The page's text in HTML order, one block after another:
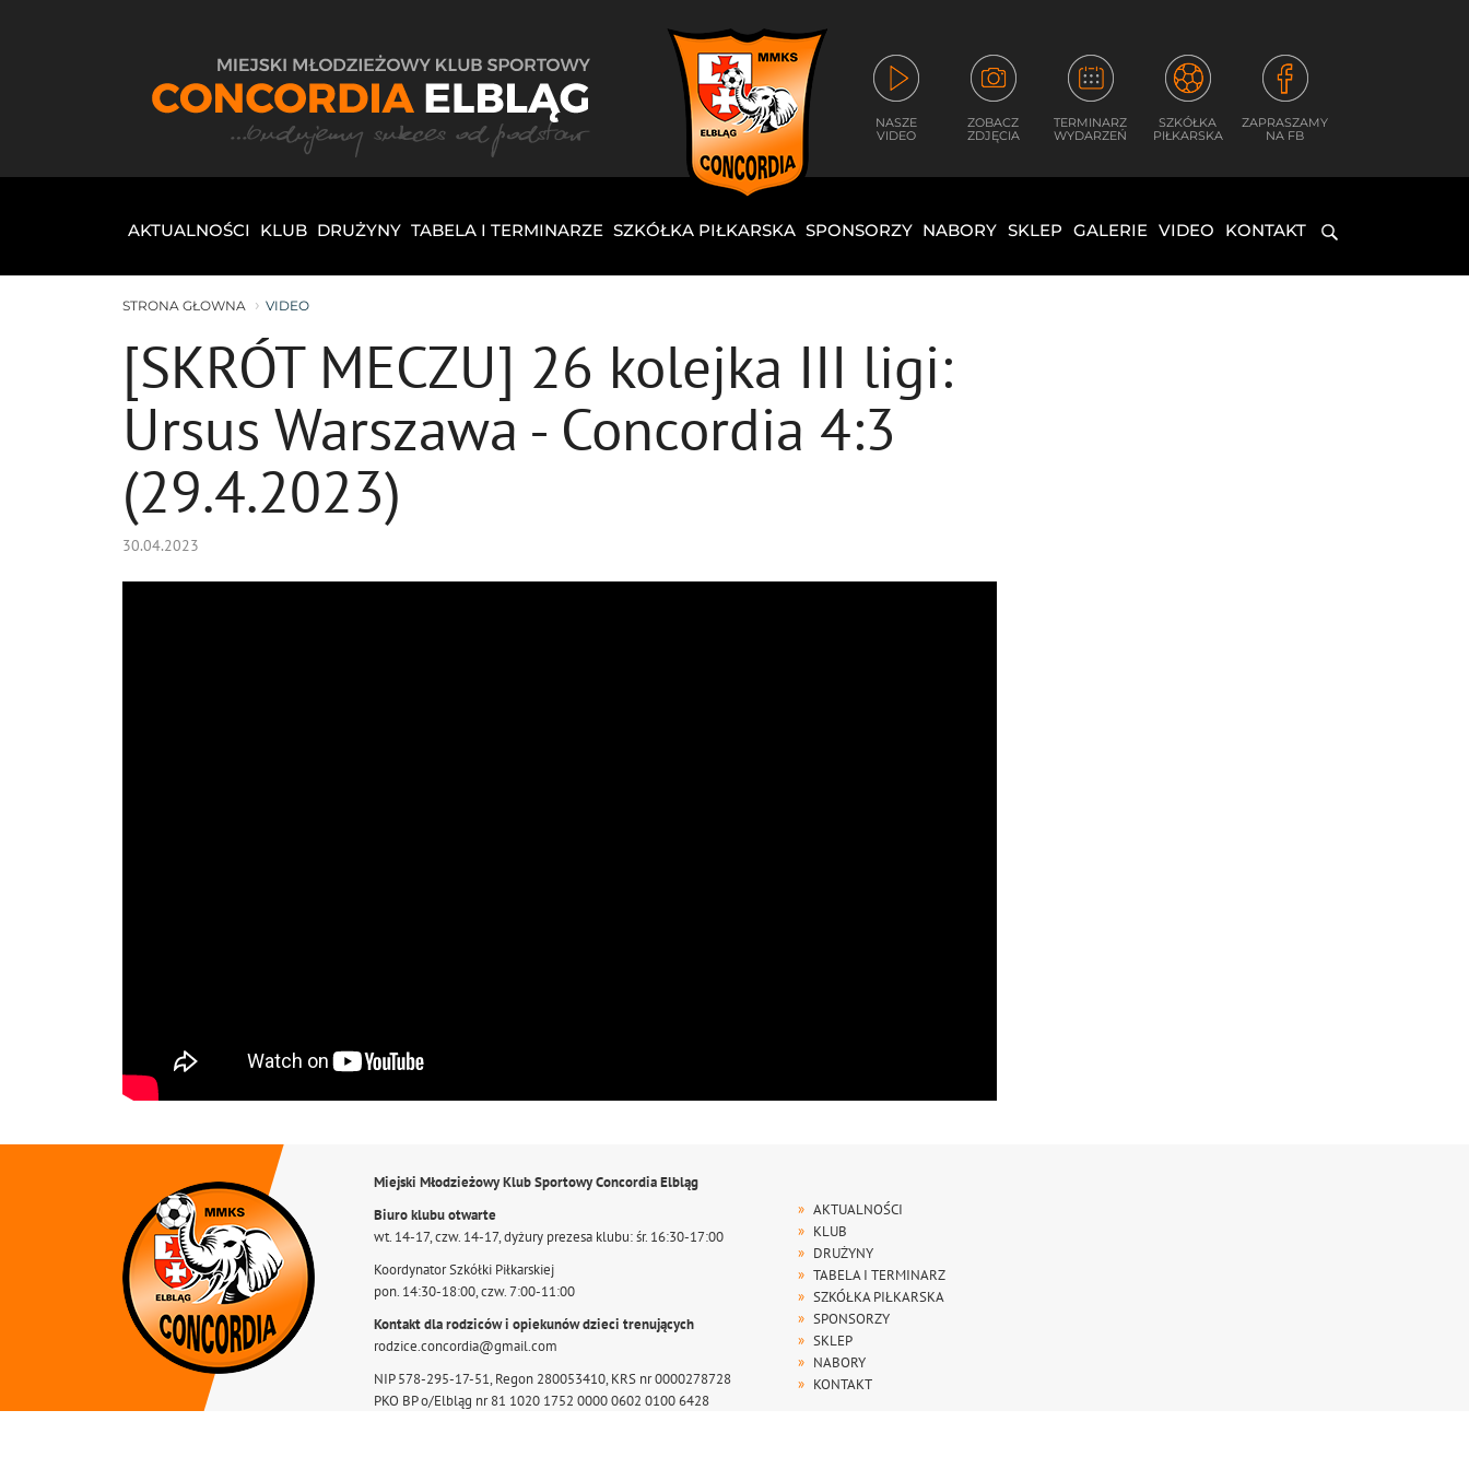
NASZE
VIDEO
ZOBACZ
ZDJĘCIA
TERMINARZ
WYDARZEŃ
SZKÓŁKA
PIŁKARSKA
ZAPRASZAMY
NA FB
AKTUALNOŚCI KLUB DRUŻYNY TABELA I TERMINARZE SZKÓŁKA PIŁKARSKA SPONSORZY NABORY SKLEP GALERIE VIDEO KONTAKT
STRONA GŁOWNA VIDEO
[SKRÓT MECZU] 26 kolejka III ligi:
Ursus Warszawa - Concordia 4:3
(29.4.2023)
30.04.2023
Miejski Młodzieżowy Klub Sportowy Concordia Elbląg
Biuro klubu otwarte
wt. 14-17, czw. 14-17, dyżury prezesa klubu: śr. 16:30-17:00
Koordynator Szkółki Piłkarskiej
pon. 14:30-18:00, czw. 7:00-11:00
Kontakt dla rodziców i opiekunów dzieci trenujących
rodzice.concordia@gmail.com
NIP 578-295-17-51, Regon 280053410, KRS nr 0000278728
PKO BP o/Elbląg nr 81 1020 1752 0000 0602 0100 6428
AKTUALNOŚCI
KLUB
DRUŻYNY
TABELA I TERMINARZ
SZKÓŁKA PIŁKARSKA
SPONSORZY
SKLEP
NABORY
KONTAKT